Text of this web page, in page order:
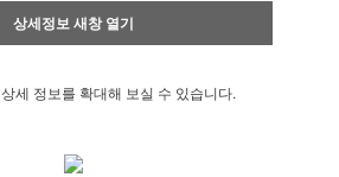
상세정보 새창 열기
상세 정보를 확대해 보실 수 있습니다.